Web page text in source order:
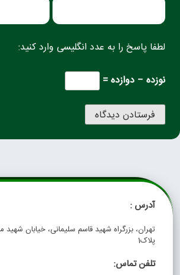
لطفا پاسخ را به عدد انگلیسی وارد کنید:
نوزده − دوازده =
آدرس :
تهران، بزرگراه شهید قاسم سلیمانی، خیابان شهید
پلاک1
تلفن تماس: